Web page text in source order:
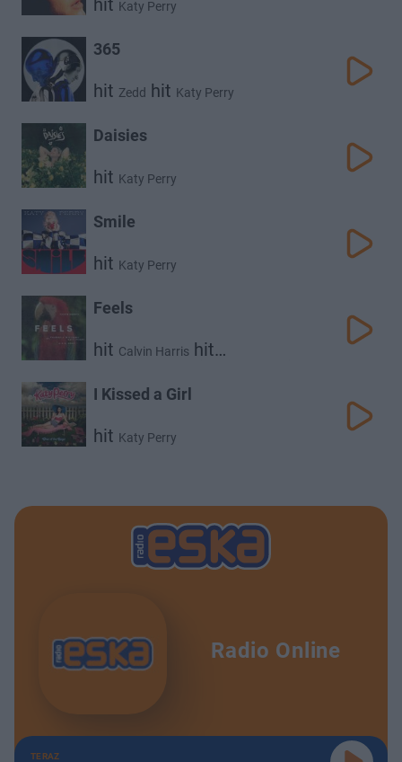
hit Katy Perry
365
hit Zedd hit Katy Perry
Daisies
hit Katy Perry
Smile
hit Katy Perry
Feels
hit Calvin Harris hit
Big Sean
I Kissed a Girl
hit Katy Perry
Radio Online
TERAZ